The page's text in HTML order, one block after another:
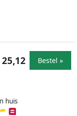
huis
25,12 Bestel »